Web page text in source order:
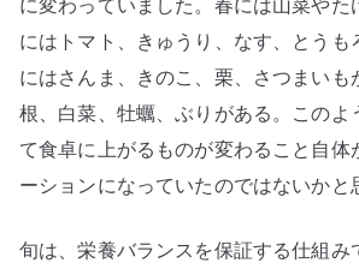
にはトマト、きゅうり、なす、とうも
にはさんま、きのこ、栗、さつまいも
根、白菜、牡蠣、ぶりがある。このよ
て食卓に上がるものが変わること自体
ーションになっていたのではないかと
旬は、栄養バランスを保証する仕組み